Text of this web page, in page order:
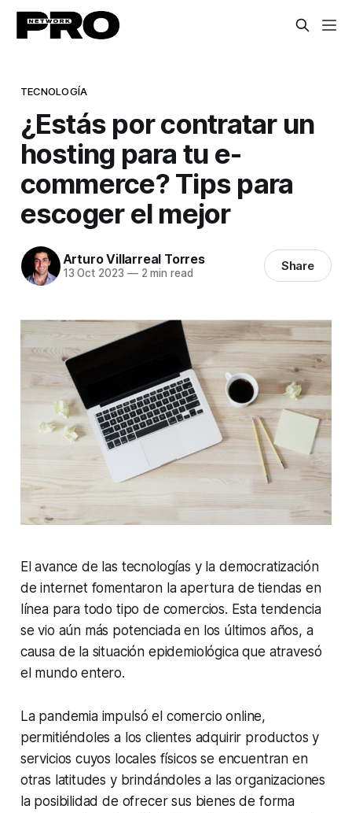
TECNOLOGÍA
¿Estás por contratar un
hosting para tu e-
commerce? Tips para
escoger el mejor
Arturo Villarreal Torres
13 Oct 2023 —2 min read Share
El avance de las tecnologías y la democratización
de internet fomentaron la apertura de tiendas en
línea para todo tipo de comercios. Esta tendencia
se vio aún más potenciada en los últimos años, a
causa de la situación epidemiológica que atravesó
el mundo entero.
La pandemia impulsó el comercio online,
permitiéndoles a los clientes adquirir productos y
servicios cuyos locales físicos se encuentran en
otras latitudes y brindándoles a las organizaciones
la posibilidad de ofrecer sus bienes de forma